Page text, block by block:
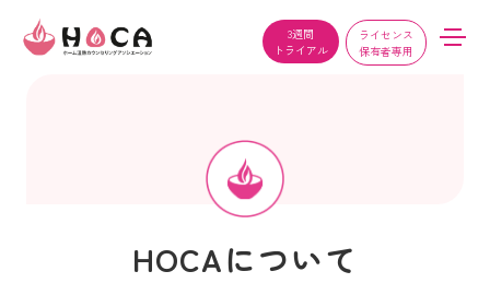
3週間
トライアル
ライセンス
保有者専用
HOCAについて